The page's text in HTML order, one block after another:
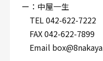
ー：中屋一生
TEL 042-622-7222
FAX 042-622-7899
Email